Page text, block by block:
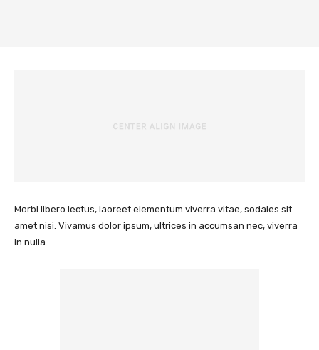
Morbi libero lectus, laoreet elementum viverra vitae, sodales sit
amet nisi. Vivamus dolor ipsum, ultrices in accumsan nec, viverra
in nulla.